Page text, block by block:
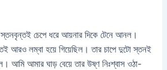
চেপে ধরে আয়নার দিকে টেনে আনল।
আরও লম্বা হয়ে গিয়েছিল। তার চাপে দুটো স্তনই
আমি আমার ঘাড় বেয়ে তার উষ্ণ নিঃশ্বাস ওঠা-